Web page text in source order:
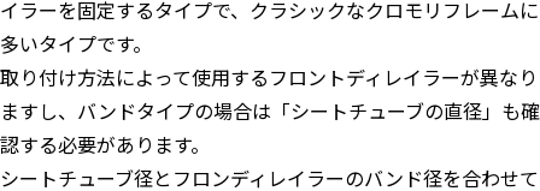
イラーを固定するタイプで、クラシックなクロモリフレームに
多いタイプです。
取り付け方法によって使用するフロントディレイラーが異なり
ますし、バンドタイプの場合は「シートチューブの直径」も確
認する必要があります。
シートチューブ径とフロンディレイラーのバンド径を合わせて